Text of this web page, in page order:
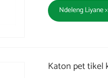
Ndeleng Liyane
Katon pet tikel